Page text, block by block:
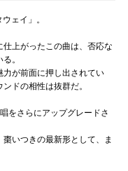
ェイ」。
上がったこの曲は、否応な
。
が前面に押し出されてい
ドの相性は抜群だ。
をさらにアップグレードさ
いつきの最新形として、ま